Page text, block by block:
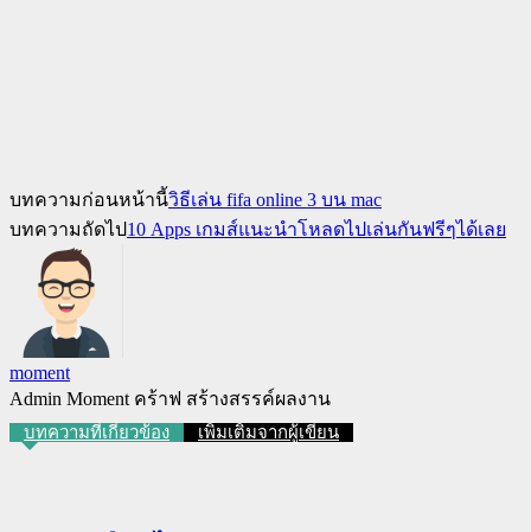
บทความก่อนหน้านี้วิธีเล่น fifa online 3 บน mac
บทความถัดไป10 Apps เกมส์แนะนำโหลดไปเล่นกันฟรีๆได้เลย
moment
Admin Moment คร้าฟ สร้างสรรค์ผลงาน
บทความที่เกี่ยวข้อง เพิ่มเติมจากผู้เขียน